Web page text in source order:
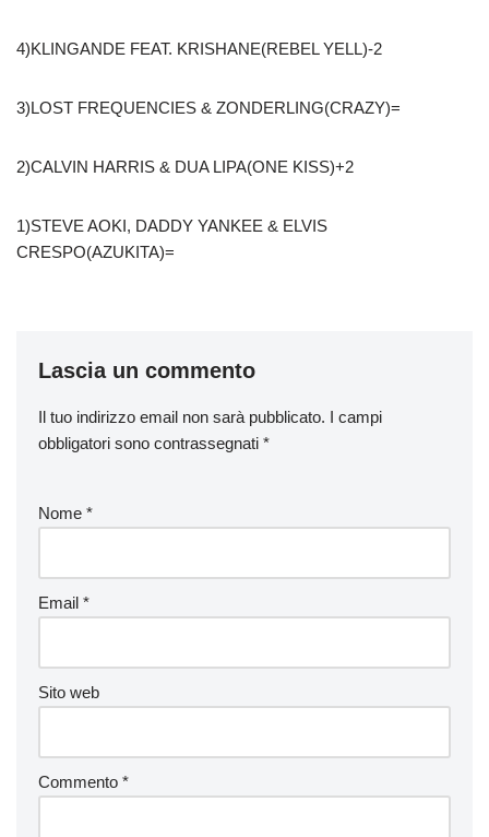
4)KLINGANDE FEAT. KRISHANE(REBEL YELL)-2
3)LOST FREQUENCIES & ZONDERLING(CRAZY)=
2)CALVIN HARRIS & DUA LIPA(ONE KISS)+2
1)STEVE AOKI, DADDY YANKEE & ELVIS
CRESPO(AZUKITA)=
Lascia un commento
Il tuo indirizzo email non sarà pubblicato. I campi
obbligatori sono contrassegnati *
Nome *
Email *
Sito web
Commento *